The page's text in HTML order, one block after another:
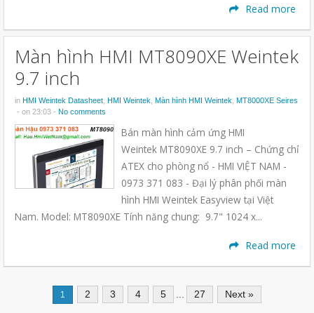
Read more
Màn hình HMI MT8090XE Weintek
9.7 inch
in HMI Weintek Datasheet HMI Weintek Màn hình HMI Weintek MT8000XE Seires
- on 23:03 - No comments
Bán màn hình cảm ứng HMI
Weintek MT8090XE 9.7 inch – Chứng chỉ
ATEX cho phòng nổ - HMI VIỆT NAM -
0973 371 083 - Đại lý phân phối màn
hình HMI Weintek Easyview tại Việt
Nam. Model: MT8090XE Tính năng chung: 9.7" 1024 x...
Read more
1 2 3 4 5 27 Next »